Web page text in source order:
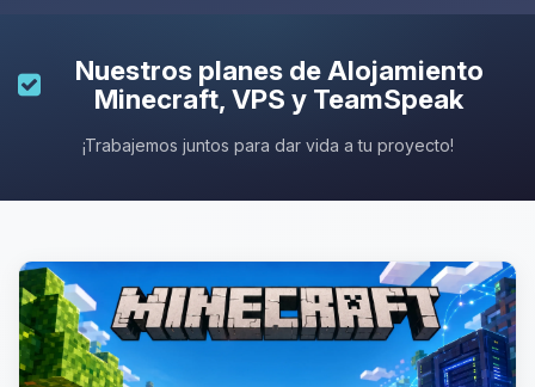
Nuestros planes de Alojamiento
Minecraft, VPS y TeamSpeak
¡Trabajemos juntos para dar vida a tu proyecto!